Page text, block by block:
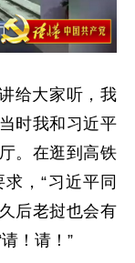
给大家听，我
时我和习近平
。在逛到高铁
，“习近平同
后老挝也会有
！请！”